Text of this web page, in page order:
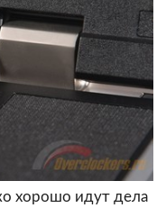
хорошо идут дела